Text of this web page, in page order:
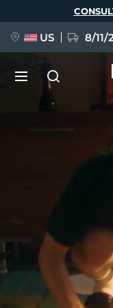
principal
US 8/11/
NOVIDADE
FAQ™ Pure
BREAKING
issa™ Teeth
Français
Polski